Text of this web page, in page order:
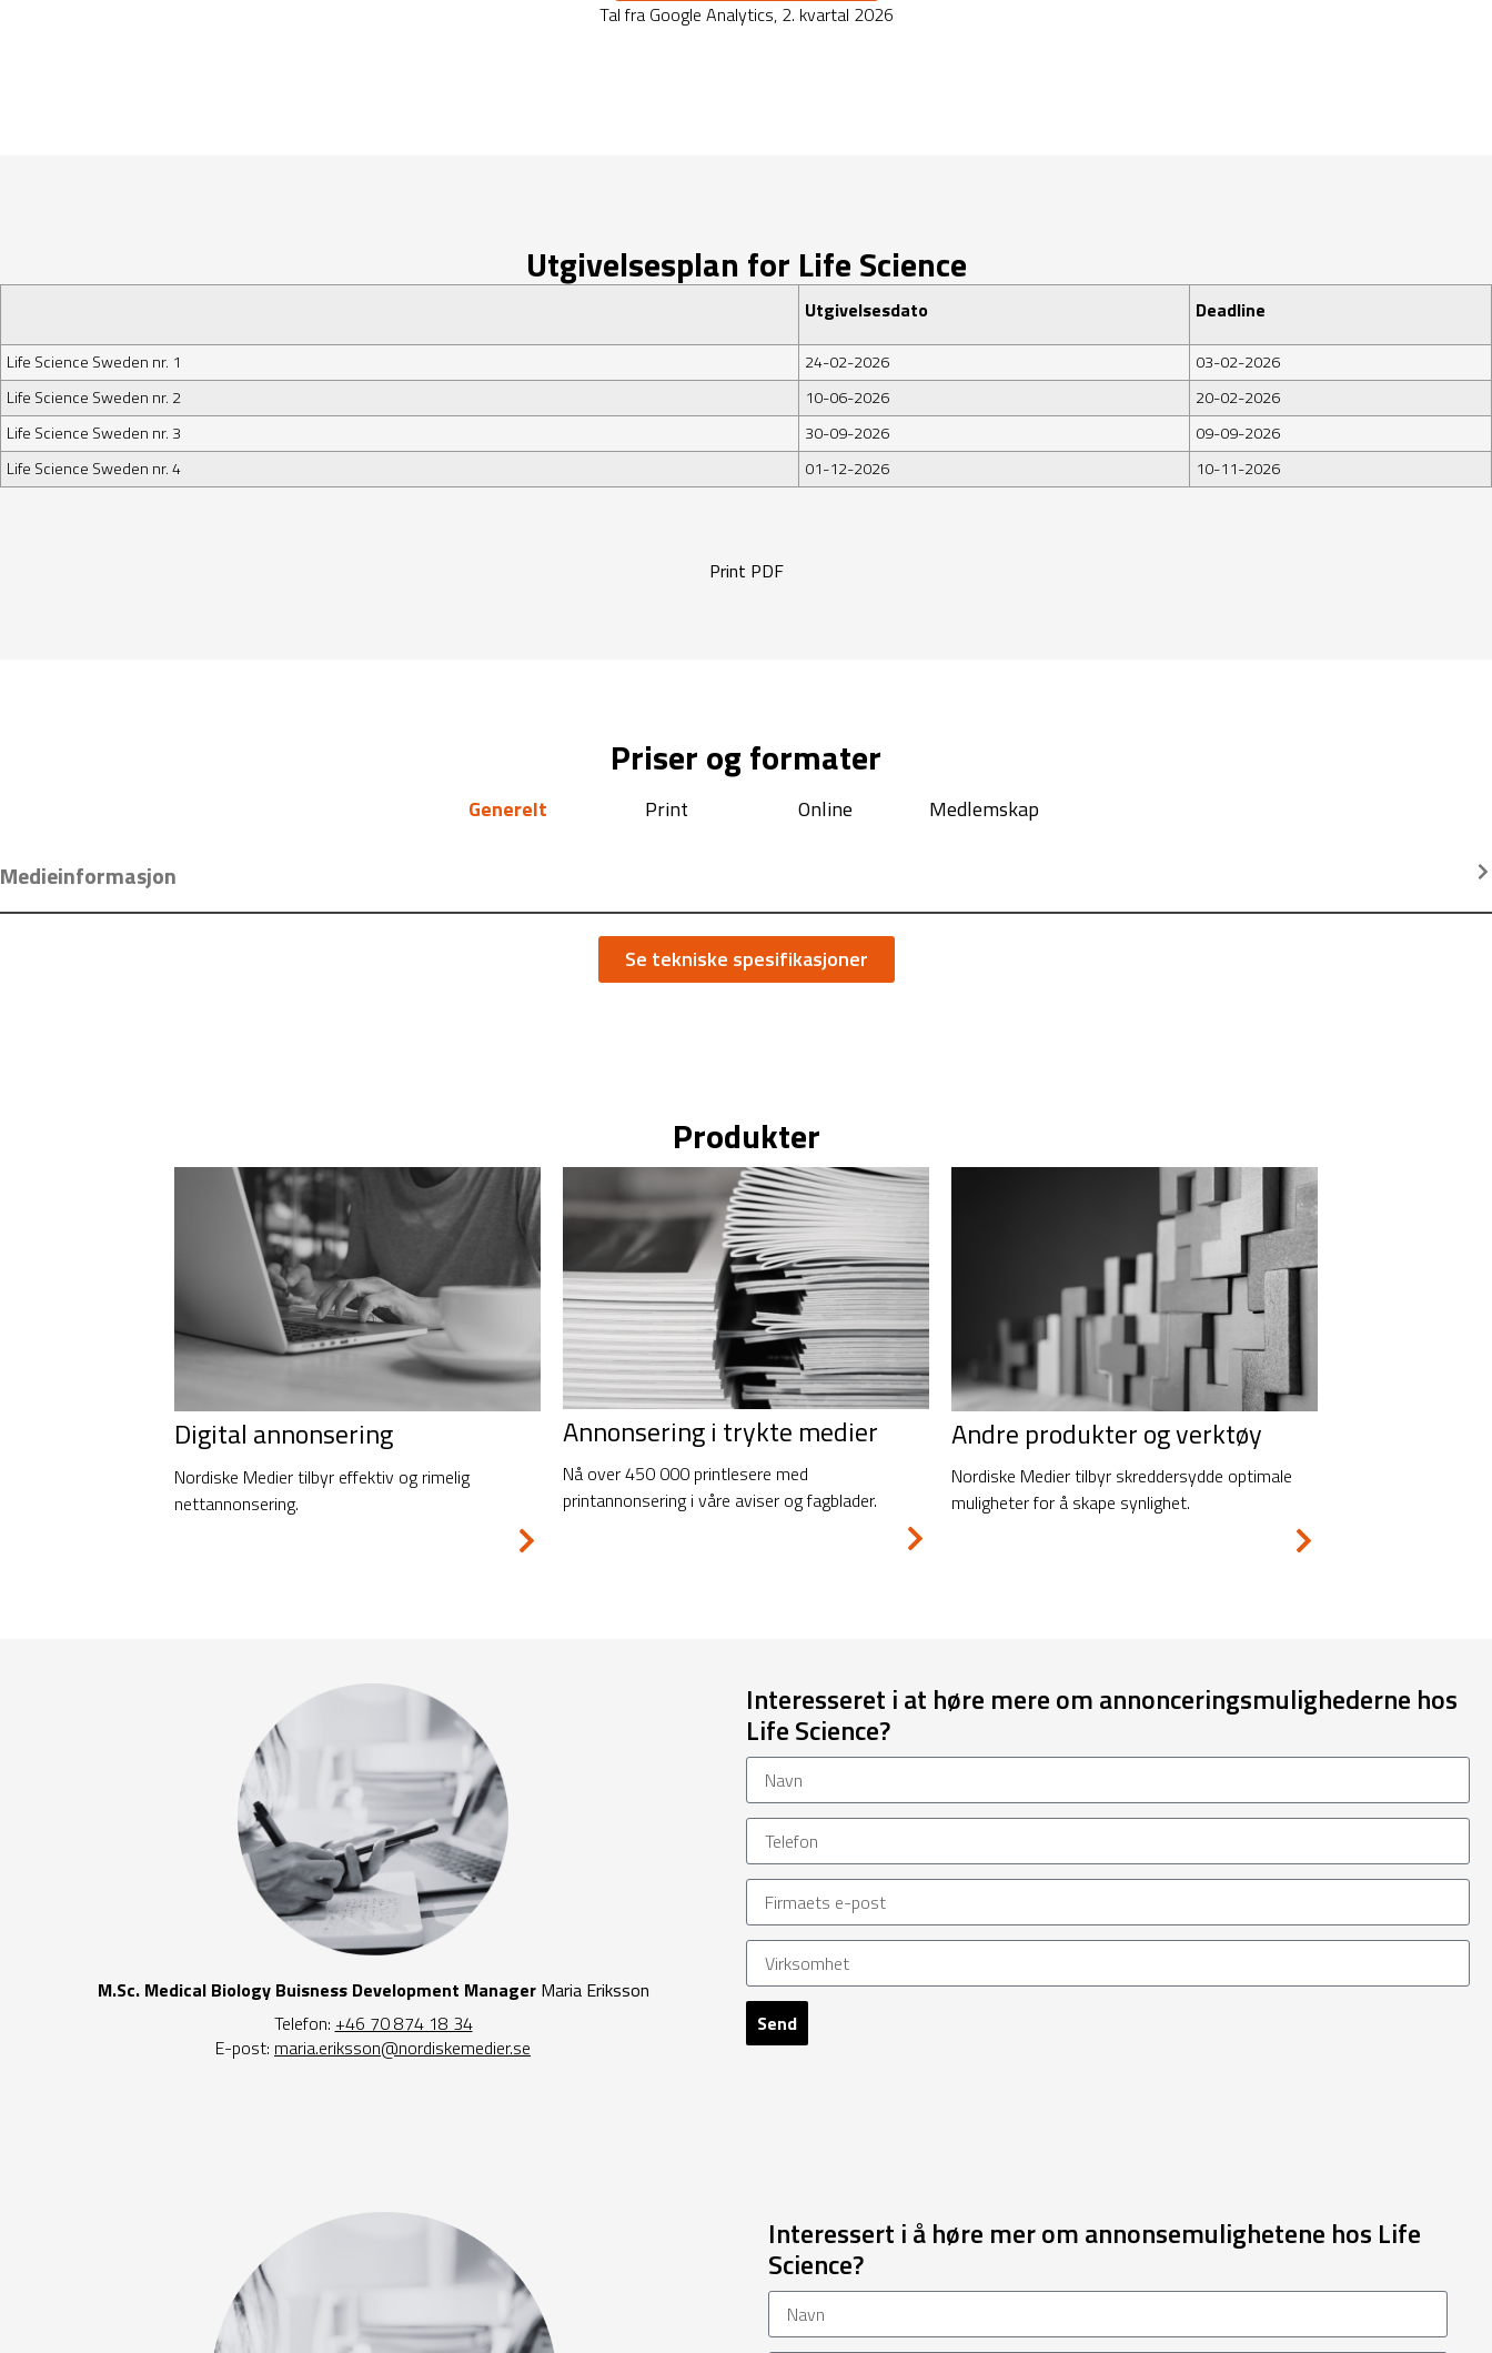
Tal fra Google Analytics, 2. kvartal 2026
Utgivelsesplan for Life Science
Utgivelsesdato Deadline
Life Science Sweden nr. 1 24-02-2026
03-02-2026
Life Science Sweden nr. 2
10-06-2026
20-02-2026
Life Science Sweden nr. 3
30-09-2026
09-09-2026
Life Science Sweden nr. 4
01-12-2026 10-11-2026
Print PDF
Priser og formater
Generelt Print Online Medlemskap
Medieinformasjon
Se tekniske spesifikasjoner
Produkter
Digital annonsering
Nordiske Medier tilbyr effektiv og rimelig
nettannonsering.
Annonsering i trykte medier
Nå over 450 000 printlesere med
printannonsering i våre aviser og fagblader.
Andre produkter og verktøy
Nordiske Medier tilbyr skreddersydde optimale
muligheter for å skape synlighet.
M.Sc. Medical Biology Buisness Development Manager Maria Eriksson
Telefon: +46 70 874 18 34
E-post: maria.eriksson@nordiskemedier.se
Interesseret i at høre mere om annonceringsmulighederne hos
Life Science?
Send
Interessert i å høre mer om annonsemulighetene hos Life
Science?